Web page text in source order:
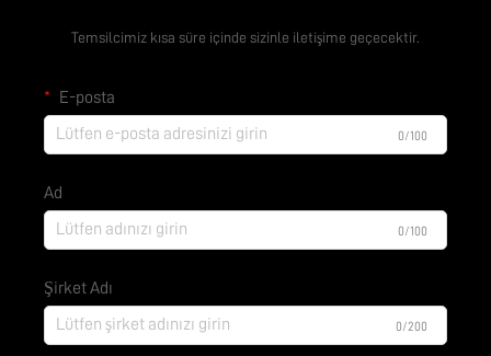
Temsilcimiz kısa süre içinde sizinle iletişime geçecektir.
E-posta
0/100
Ad
0/100
Şirket Adı
0/200